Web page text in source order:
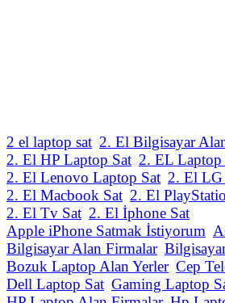
2 el laptop sat 2. El Bilgisayar
2. El HP Laptop Sat 2. EL Laptop
2. El Lenovo Laptop Sat 2. El
2. El Macbook Sat 2. El
2. El Tv Sat 2. El İphone Sat
Apple iPhone Satmak İstiyorum
Bilgisayar Alan Firmalar
Bozuk Laptop Alan Yerler Cep
Dell Laptop Sat Gaming Laptop